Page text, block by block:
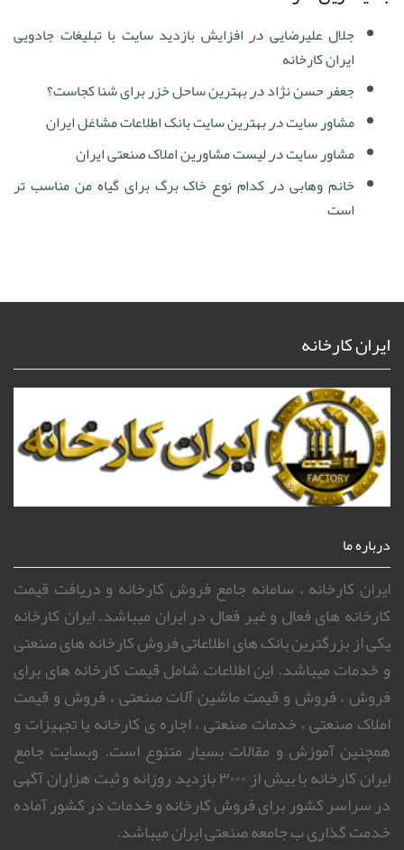
جلال علیرضایی درافزایش بازدید سایت با تبلیغات جادویی
ایران کارخانه
جعفر حسن نژاددربهترین ساحل خزر برای شنا کجاست؟
مشاور سایتدربهترین سایت بانک اطلاعات مشاغل ایران
مشاور سایتدرلیست مشاورین املاک صنعتی ایران
خانم وهابیدرکدام نوع خاک برگ برای گیاه من مناسب تر
است
ایران کارخانه
درباره ما
ایران کارخانه ، سامانه جامع فروش کارخانه و دریافت قیمت
کارخانه های فعال و غیر فعال در ایران میباشد. ایران کارخانه
یکی از بزرگترین بانک های اطلاعاتی فروش کارخانه های صنعتی
و خدمات میباشد. این اطلاعات شامل قیمت کارخانه های برای
فروش ، فروش و قیمت ماشین آلات صنعتی ، فروش و قیمت
املاک صنعتی ، خدمات صنعتی ، اجاره ی کارخانه یا تجهیزات و
همچنین آموزش و مقالات بسیار متنوع است. وبسایت جامع
ایران کارخانه با بیش از ۳۰۰۰ بازدید روزانه و ثبت هزاران آگهی
در سراسر کشور برای فروش کارخانه و خدمات در کشور آماده
خدمت گذاری ب جامعه صنعتی ایران میباشد.